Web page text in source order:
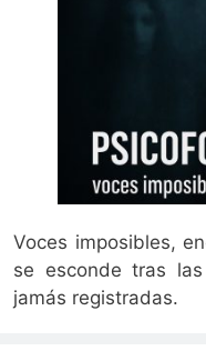
Voces imposibles,
se esconde tras
jamás registradas.